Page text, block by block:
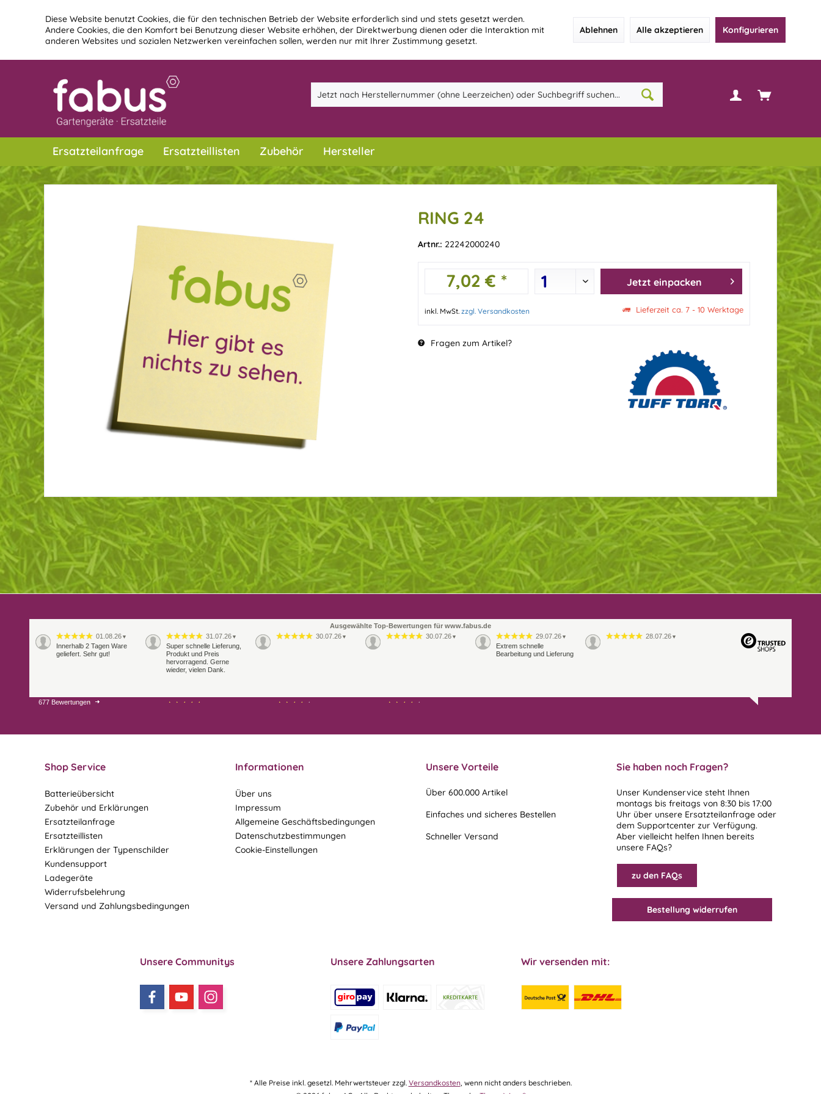
Diese Website benutzt Cookies, die für den technischen Betrieb der Website erforderlich sind und stets gesetzt werden.
Andere Cookies, die den Komfort bei Benutzung dieser Website erhöhen, der Direktwerbung dienen oder die Interaktion mit
anderen Websites und sozialen Netzwerken vereinfachen sollen, werden nur mit Ihrer Zustimmung gesetzt.
Ablehnen Alle akzeptieren Konfigurieren
Ersatzteilanfrage Ersatzteillisten Zubehör Hersteller
RING 24
Artnr.: 22242000240
7,02 € * Jetzt einpacken
inkl. MwSt. zzgl. Versandkosten Lieferzeit ca. 7 - 10 Werktage
Fragen zum Artikel?
Ausgewählte Top-Bewertungen für www.fabus.de
01.08.26 ▼
Innerhalb 2 Tagen Ware
geliefert. Sehr gut!
31.07.26 ▼
Super schnelle Lieferung,
Produkt und Preis
hervorragend. Gerne
wieder, vielen Dank.
30.07.26 ▼ 30.07.26 ▼ 29.07.26 ▼
Extrem schnelle
Bearbeitung und Lieferung
28.07.26 ▼
27.07.26
677 Bewertungen
Shop Service
Batterieübersicht
Zubehör und Erklärungen
Ersatzteilanfrage
Ersatzteillisten
Erklärungen der Typenschilder
Kundensupport
Ladegeräte
Widerrufsbelehrung
Versand und Zahlungsbedingungen
Informationen
Über uns
Impressum
Allgemeine Geschäftsbedingungen
Datenschutzbestimmungen
Cookie-Einstellungen
Unsere Vorteile
Über 600.000 Artikel
Einfaches und sicheres Bestellen
Schneller Versand
Sie haben noch Fragen?
Unser Kundenservice steht Ihnen
montags bis freitags von 8:30 bis 17:00
Uhr über unsere Ersatzteilanfrage oder
dem Supportcenter zur Verfügung.
Aber vielleicht helfen Ihnen bereits
unsere FAQs?
zu den FAQs
Bestellung widerrufen
Unsere Communitys Unsere Zahlungsarten Wir versenden mit:
* Alle Preise inkl. gesetzl. Mehrwertsteuer zzgl. Versandkosten, wenn nicht anders beschrieben.